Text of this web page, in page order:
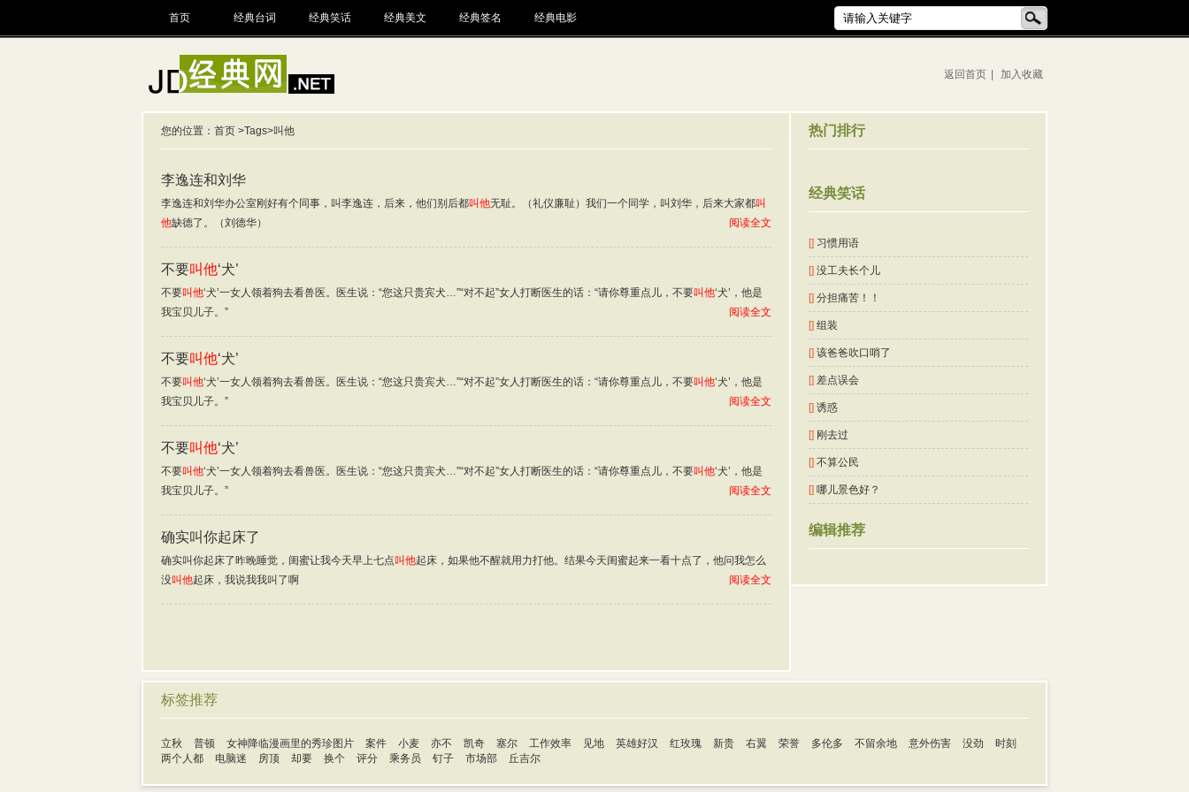
首页 经典台词 经典笑话 经典美文 经典签名 经典电影
返回首页 加入收藏
您的位置： 首页 >Tags>叫他
李逸连和刘华
李逸连和刘华办公室刚好有个同事，叫李逸连，后来，他们别后都叫他无耻。（礼仪廉耻）我们一个同学，叫刘华，后来大家都叫
他缺德了。（刘德华） 阅读全文
不要叫他‘犬’
不要叫他‘犬’一女人领着狗去看兽医。医生说：“您这只贵宾犬…”“对不起”女人打断医生的话：“请你尊重点儿，不要叫他‘犬’，他是
我宝贝儿子。”
阅读全文
不要叫他‘犬’
不要叫他‘犬’一女人领着狗去看兽医。医生说：“您这只贵宾犬…”“对不起”女人打断医生的话：“请你尊重点儿，不要叫他‘犬’，他是
我宝贝儿子。”
阅读全文
不要叫他‘犬’
不要叫他‘犬’一女人领着狗去看兽医。医生说：“您这只贵宾犬…”“对不起”女人打断医生的话：“请你尊重点儿，不要叫他‘犬’，他是
我宝贝儿子。”
阅读全文
确实叫你起床了
确实叫你起床了昨晚睡觉，闺蜜让我今天早上七点叫他起床，如果他不醒就用力打他。结果今天闺蜜起来一看十点了，他问我怎么
没叫他起床，我说我我叫了啊 阅读全文
热门排行
经典笑话
[] 习惯用语
[] 没工夫长个儿
[] 分担痛苦！！
[] 组装
[] 该爸爸吹口哨了
[] 差点误会
[] 诱惑
[] 刚去过
[] 不算公民
[] 哪儿景色好？
编辑推荐
标签推荐
立秋 普顿 女神降临漫画里的秀珍图片 案件 小麦 亦不 凯奇 塞尔 工作效率 见地 英雄好汉 红玫瑰 新贵 右翼 荣誉 多伦多 不留余地 意外伤害 没劲
时刻
两个人都
电脑迷 房顶 却要 换个 评分 乘务员 钉子 市场部 丘吉尔